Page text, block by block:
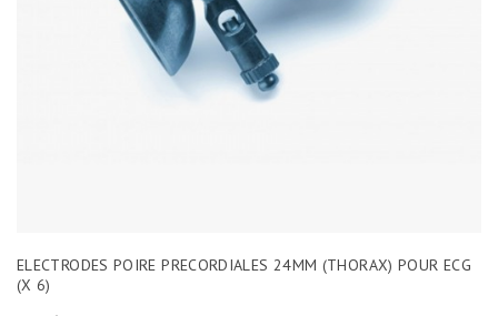
ELECTRODES POIRE PRECORDIALES 24MM (THORAX) POUR ECG
(X 6)